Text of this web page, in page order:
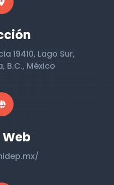
19410, Lago Sur,
B.C., México